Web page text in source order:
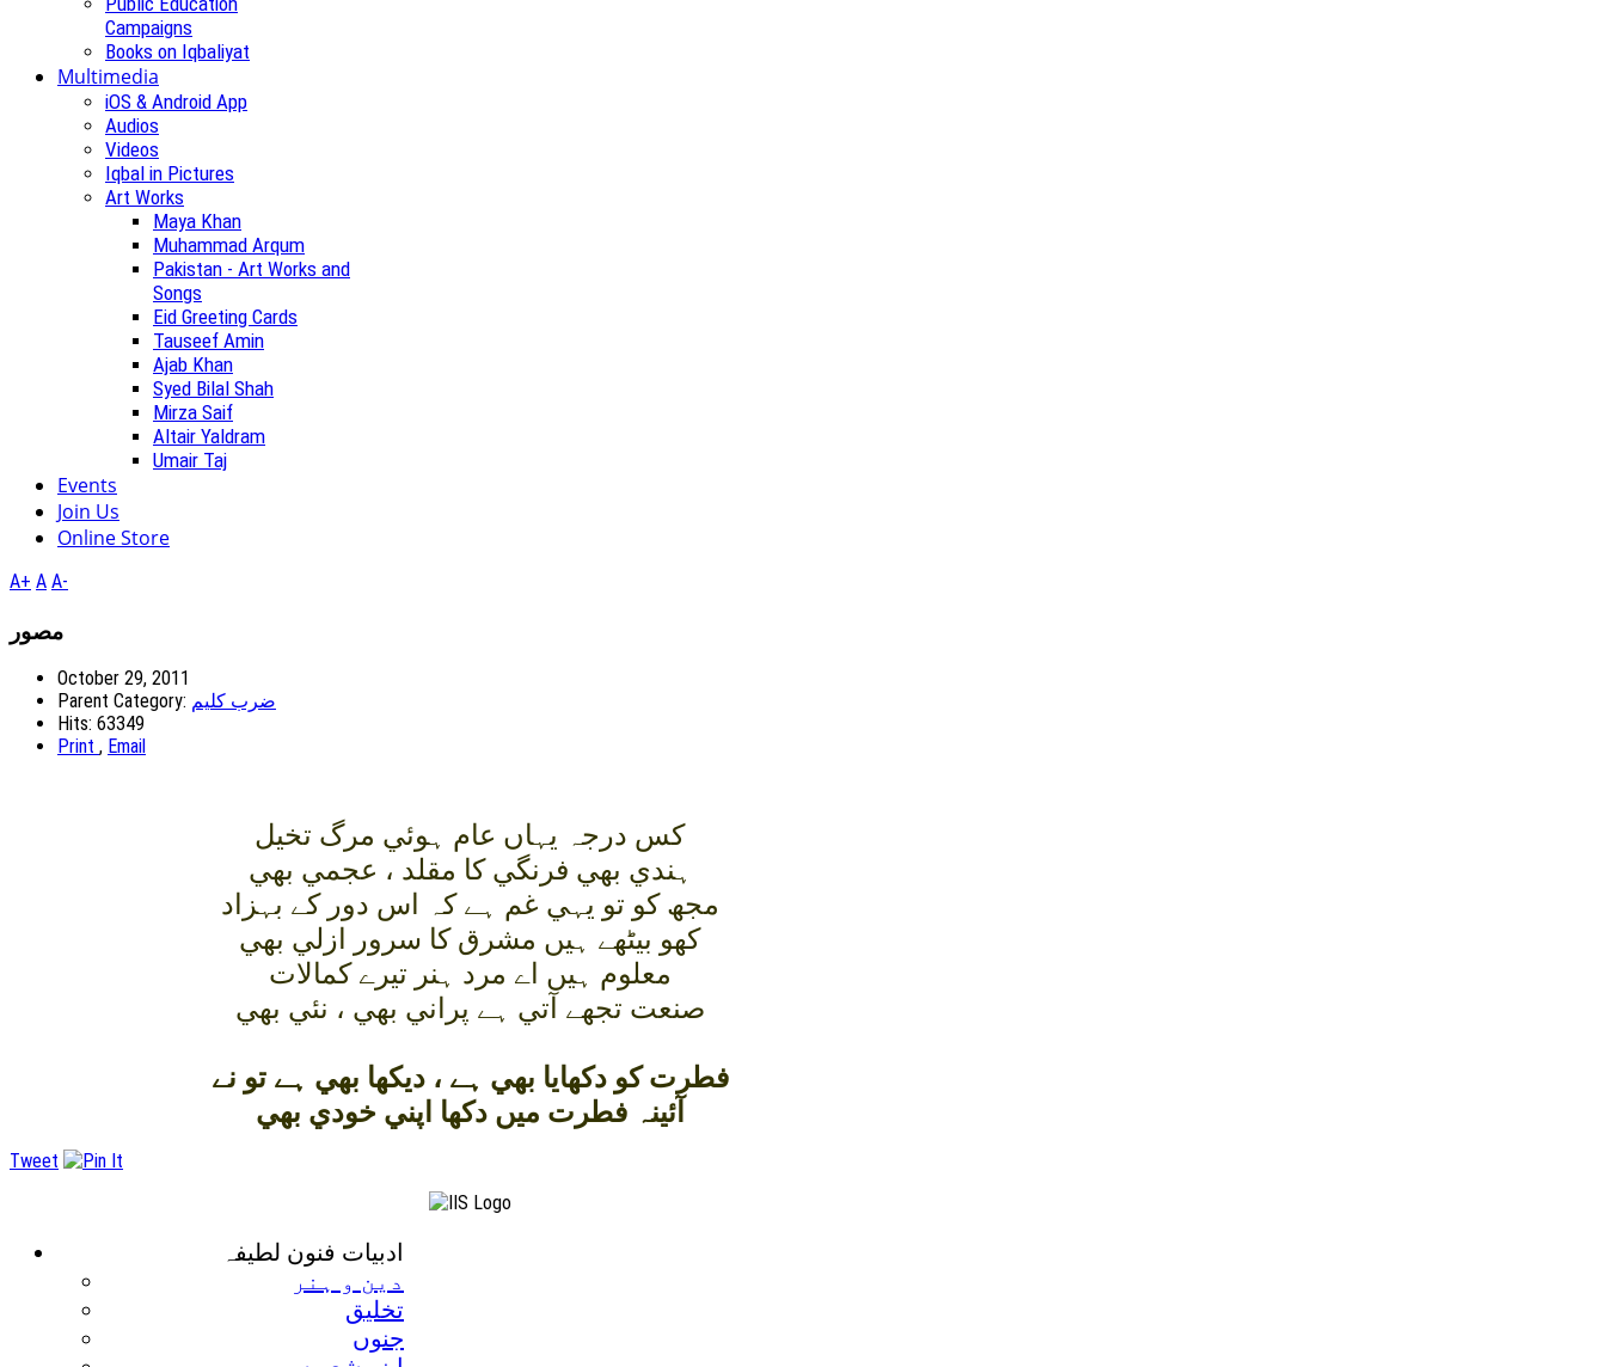
Campaigns
Books on Iqbaliyat
Multimedia
iOS & Android App
Audios
Videos
Iqbal in Pictures
Art Works
Maya Khan
Muhammad Arqum
Pakistan - Art Works and
Songs
Eid Greeting Cards
Tauseef Amin
Ajab Khan
Syed Bilal Shah
Mirza Saif
Altair Yaldram
Umair Taj
Events
Join Us
Online Store
A+ A A-
مصور
October 29, 2011
Parent Category: ضرب کلیم
Hits: 63349
Print , Email
کس درجہ يہاں عام ہوئي مرگ تخيل
ہندي بھي فرنگي کا مقلد ، عجمي بھي
مجھ کو تو يہي غم ہے کہ اس دور کے بہزاد
کھو بيٹھے ہيں مشرق کا سرور ازلي بھي
معلوم ہيں اے مرد ہنر تيرے کمالات
صنعت تجھے آتي ہے پراني بھي ، نئي بھي
فطرت کو دکھايا بھي ہے ، ديکھا بھي ہے تو نے
آئينہ فطرت ميں دکھا اپني خودي بھي
Tweet
ادبيات فنون لطيفہ
دين و ہنر
تخليق
جنوں